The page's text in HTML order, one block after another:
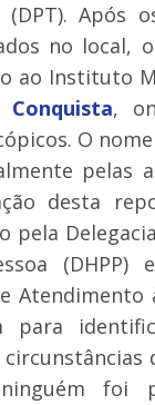
(DPT). Após
no local,
ao Instituto
,
O
pelas
desta
pela
(DHPP)
Atendimento
para
foi